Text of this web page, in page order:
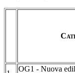
OG1 - Nuova